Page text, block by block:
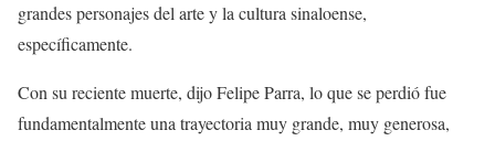
grandes personajes del arte y la cultura sinaloense,
específicamente.
Con su recientemuerte, dijo Felipe Parra, lo que se perdió fue
fundamentalmente una trayectoria muy grande, muy generosa,